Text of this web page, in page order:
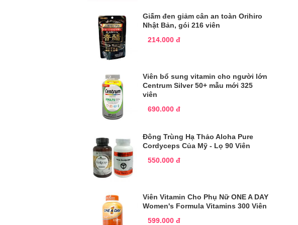
Giấm đen giảm cân an toàn Orihiro
Nhật Bản, gói 216 viên
214.000 đ
Viên bổ sung vitamin cho người lớn
Centrum Silver 50+ mẫu mới 325
viên
690.000 đ
Đông Trùng Hạ Thảo Aloha Pure
Cordyceps Của Mỹ - Lọ 90 Viên
550.000 đ
Viên Vitamin Cho Phụ Nữ ONE A DAY
Women's Formula Vitamins 300 Viên
599.000 đ